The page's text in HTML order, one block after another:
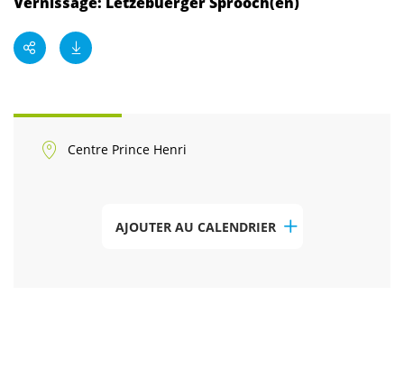
Centre Prince Henri
AJOUTER AU CALENDRIER